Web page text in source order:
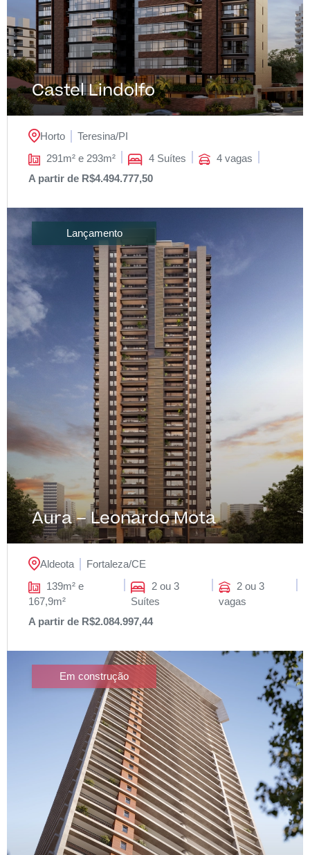
Castel Lindolfo
Horto Teresina/PI
291m² e 293m²
4 Suítes
4 vagas
A partir de R$4.494.777,50
Lançamento
Aura – Leonardo Mota
Aldeota Fortaleza/CE
139m² e
167,9m²
2 ou 3
Suítes
2 ou 3
vagas
A partir de R$2.084.997,44
Em construção